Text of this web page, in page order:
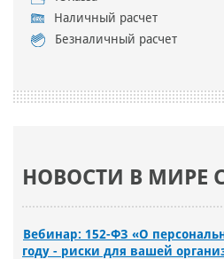
Наличный расчет
Безналичный расчет
НОВОСТИ В МИРЕ
Вебинар: 152-ФЗ «О
году - риски для вашей